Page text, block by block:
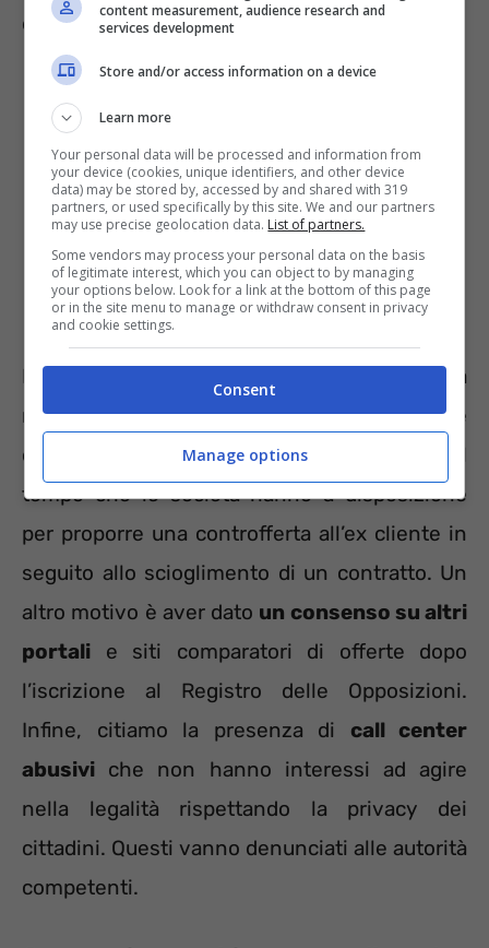
da valutare.
Il Registro potrebbe non funzionare qualora
non si sia più cliente dell’azienda che
contatta da
meno di 30 giorni
tempo che le società hanno a disposizione
per proporre una controfferta all’ex cliente in
seguito allo scioglimento di un contratto. Un
altro motivo è aver dato un consenso su altri
portali e siti comparatori di offerte dopo
l’iscrizione al Registro delle Opposizioni.
Infine, citiamo la presenza di call center
abusivi che non hanno interessi ad agire
nella legalità rispettando la privacy dei
cittadini. Questi vanno denunciati alle autorità
competenti.
content measurement, audience research and
services development
Store and/or access information on a device
Learn more
Your personal data will be processed and information from
your device (cookies, unique identifiers, and other device
data) may be stored by, accessed by and shared with 319
partners, or used specifically by this site. We and our partners
may use precise geolocation data. List of partners.
Some vendors may process your personal data on the basis
of legitimate interest, which you can object to by managing
your options below. Look for a link at the bottom of this page
or in the site menu to manage or withdraw consent in privacy
and cookie settings.
Consent
Manage options